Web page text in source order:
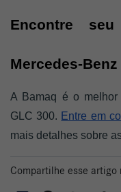
Encontre
Mercedes-Benz
A Bamaq é o
GLC 300. Entre em
mais detalhes sobre
Compartilhe esse artigo